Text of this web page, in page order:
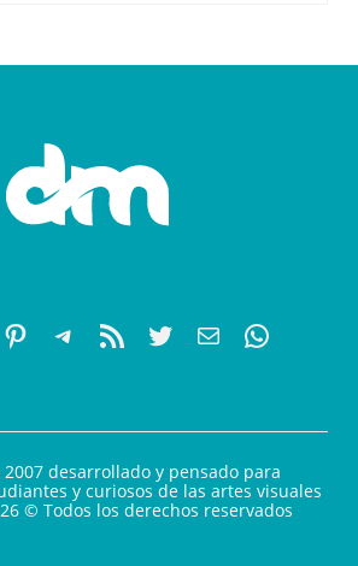
2007 desarrollado y pensado para
y curiosos de las artes visuales
© Todos los derechos reservados